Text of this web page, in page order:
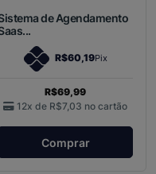
de Agendamento
R$60,19Pix
R$69,99
12x de R$7,03 no cartão
Comprar